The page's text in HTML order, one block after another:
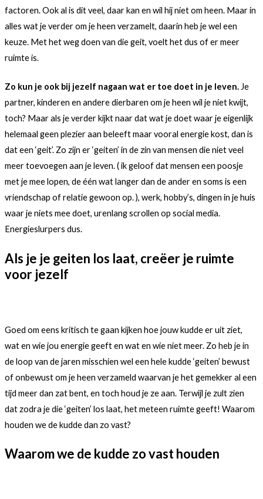
factoren. Ook al is dit veel, daar kan en wil hij niet om heen. Maar in
alles wat je verder om je heen verzamelt, daarin heb je wel een
keuze. Met het weg doen van die geit, voelt het dus of er meer
ruimte is.
Zo kun je ook bij jezelf nagaan wat er toe doet in je leven. Je
partner, kinderen en andere dierbaren om je heen wil je niet kwijt,
toch? Maar als je verder kijkt naar dat wat je doet waar je eigenlijk
helemaal geen plezier aan beleeft maar vooral energie kost, dan is
dat een ‘geit’. Zo zijn er ‘geiten’ in de zin van mensen die niet veel
meer toevoegen aan je leven. ( ik geloof dat mensen een poosje
met je mee lopen, de één wat langer dan de ander en soms is een
vriendschap of relatie gewoon op. ), werk, hobby’s, dingen in je huis
waar je niets mee doet, urenlang scrollen op social media.
Energieslurpers dus.
Als je je geiten los laat, creëer je ruimte
voor jezelf
Goed om eens kritisch te gaan kijken hoe jouw kudde er uit ziet,
wat en wie jou energie geeft en wat en wie niet meer. Zo heb je in
de loop van de jaren misschien wel een hele kudde ‘geiten’ bewust
of onbewust om je heen verzameld waarvan je het gemekker al een
tijd meer dan zat bent, en toch houd je ze aan. Terwijl je zult zien
dat zodra je die ‘geiten’ los laat, het meteen ruimte geeft! Waarom
houden we de kudde dan zo vast?
Waarom we de kudde zo vast houden